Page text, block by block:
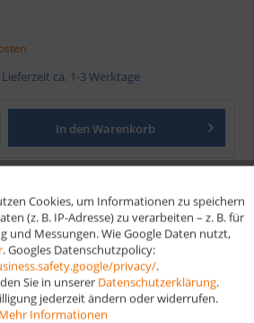
ca. 1-3 Werktage
In den Warenkorb
305
9783961598274
Aktiv
Aktiv
Cookies, um Informationen zu speichern
(z. B. IP-Adresse) zu verarbeiten – z. B. für
und Messungen. Wie Google Daten nutzt,
. Googles Datenschutzpolicy:
privacy/.
Sie in unserer Datenschutzerklärung.
jederzeit ändern oder widerrufen.
Mehr Informationen